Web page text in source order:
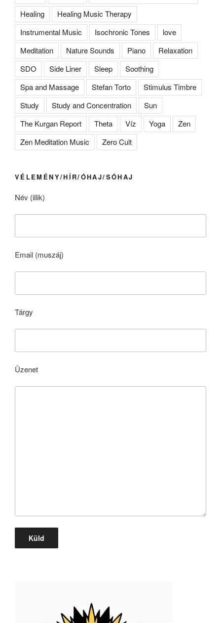
Healing
Healing Music Therapy
Instrumental Music
Isochronic Tones
love
Meditation
Nature Sounds Piano
Relaxation
SDO
Side Liner Sleep
Soothing
Spa and Massage
Stefan Torto
Stimulus Timbre
Study
Study and Concentration
Sun
The Kurgan Report
Theta Víz Yoga
Zen
Zen Meditation Music
Zero Cult
VÉLEMÉNY/HÍR/ÓHAJ/SÓHAJ
Név (illik)
Email (muszáj)
Tárgy
Üzenet